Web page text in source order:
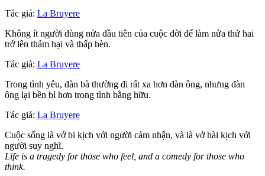
Tác giả: La Bruyere
Không ít người dùng nửa đầu tiên của cuộc đời để làm nửa thứ hai
trở lên thảm hại và thấp hèn.
Tác giả: La Bruyere
Trong tình yêu, đàn bà thường đi rất xa hơn đàn ông, nhưng đàn
ông lại bền bỉ hơn trong tình bằng hữu.
Tác giả: La Bruyere
Cuộc sống là vở bi kịch với người cảm nhận, và là vở hài kịch với
người suy nghĩ.
Life is a tragedy for those who feel, and a comedy for those who
think.